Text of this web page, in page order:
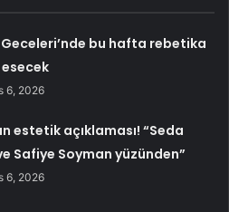
bu hafta rebetika
esecek
6, 2026
estetik açıklaması! “Seda
Safiye Soyman yüzünden”
6, 2026